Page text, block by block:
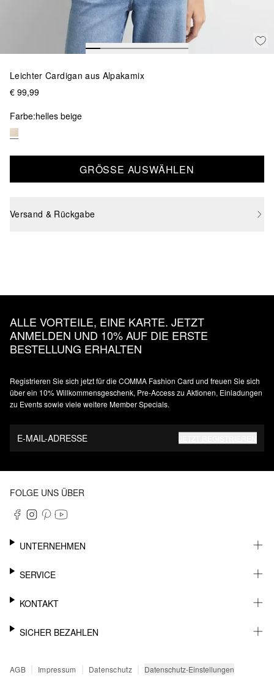
Leichter Cardigan aus Alpakamix
€ 99,99
Farbe:helles beige
GRÖSSE AUSWÄHLEN
Versand & Rückgabe
ALLE VORTEILE, EINE KARTE. JETZT
ANMELDEN UND 10% AUF DIE ERSTE
BESTELLUNG ERHALTEN
Registrieren Sie sich jetzt für die COMMA Fashion Card und freuen Sie sich
über ein 10% Willkommensgeschenk, Pre-Access zu Aktionen, Einladungen
zu Events sowie viele weitere Member Specials.
E-MAIL-ADRESSE
FOLGE UNS ÜBER
UNTERNEHMEN
KARRIERE
SERVICE
NEWSLETTER
MEIN KONTO
SENDUNGSVERFOLGUNG
KONTAKT
SUPPORT
SICHER BEZAHLEN
PAYPAL
AGB | Impressum | Datenschutz | Datenschutz-Einstellungen